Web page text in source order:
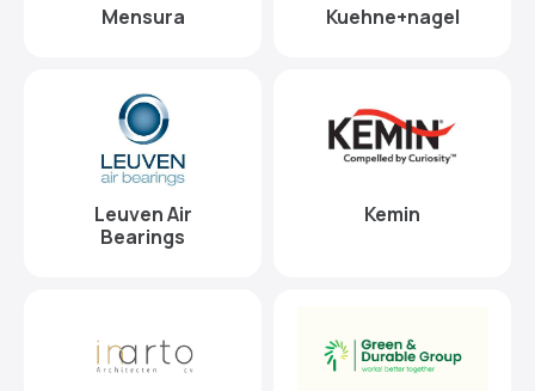
Mensura Kuehne+nagel
Leuven Air
Bearings
Kemin